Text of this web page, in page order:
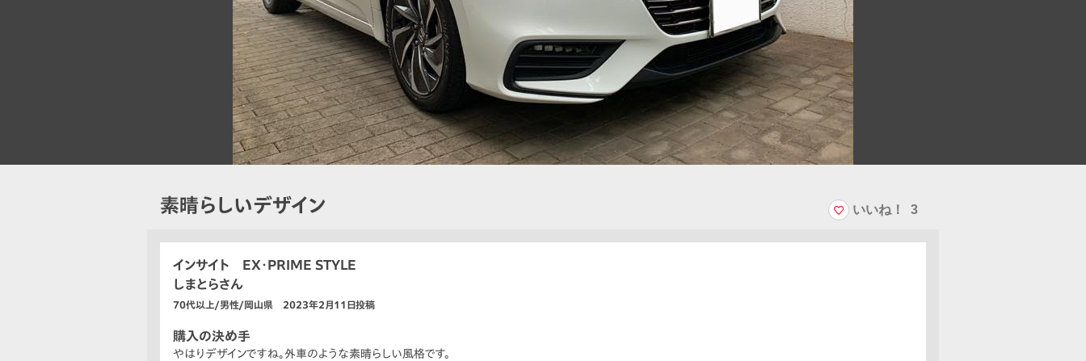
素晴らしいデザイン いいね！ 3
インサイト EX・PRIME STYLE
しまとらさん
70代以上/男性/岡山県 2023年2月11日投稿
購入の決め手
やはりデザインですね。外車のような素晴らしい風格です。